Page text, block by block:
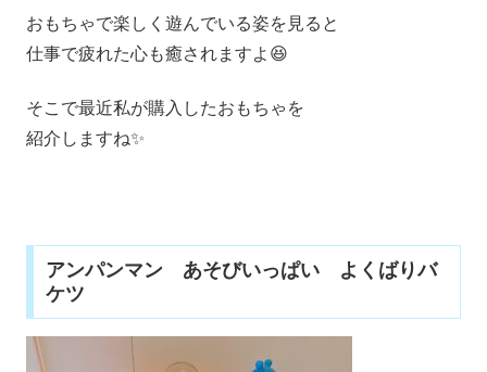
おもちゃで楽しく遊んでいる姿を見ると
仕事で疲れた心も癒されますよ😆
そこで最近私が購入したおもちゃを
紹介しますね✨
アンパンマン あそびいっぱい よくばりバ
ケツ